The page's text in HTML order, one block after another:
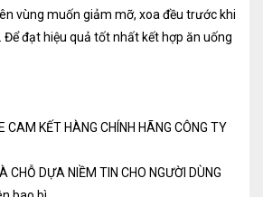
vùng muốn giảm mỡ, xoa đều trước khi
Để đạt hiệu quả tốt nhất kết hợp ăn uống
CAM KẾT HÀNG CHÍNH HÃNG CÔNG TY
CHỖ DỰA NIỀM TIN CHO NGƯỜI DÙNG